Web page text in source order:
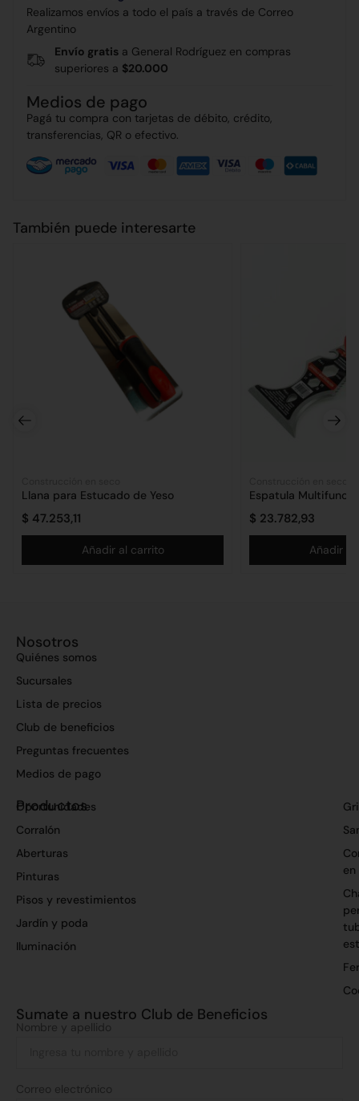
Realizamos envíos a todo el país a través de Correo
Argentino
Envío gratis a General Rodríguez en compras
superiores a $20.000
Medios de pago
Pagá tu compra con tarjetas de débito, crédito,
transferencias, QR o efectivo.
También puede interesarte
Llana para Estucado de Yeso
$ 47.253,11
Añadir al carrito
Espatula
$ 23.782,93
Añadir al
Nosotros
Quiénes somos
Sucursales
Lista de precios
Club de beneficios
Preguntas frecuentes
Medios de pago
Productos
Oportunidades
Corralón
Aberturas
Pinturas
Pisos y revestimientos
Jardín y poda
Iluminación
en
Sumate a nuestro Club de Beneficios
Nombre y apellido
Correo electrónico